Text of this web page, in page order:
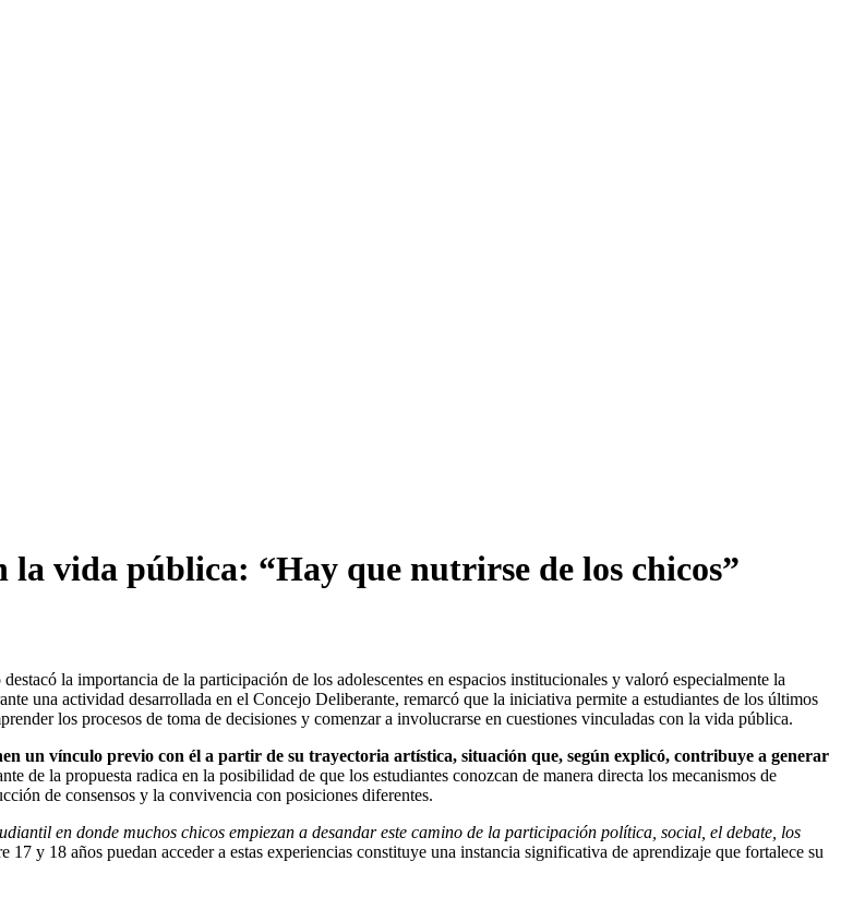
la vida pública: “Hay que nutrirse de los chicos”
la importancia de la participación de los adolescentes en espacios institucionales y valoró especialmente la
una actividad desarrollada en el Concejo Deliberante, remarcó que la iniciativa permite a estudiantes de los últimos
los procesos de toma de decisiones y comenzar a involucrarse en cuestiones vinculadas con la vida pública.
un vínculo previo con él a partir de su trayectoria artística, situación que, según explicó, contribuye a generar
de la propuesta radica en la posibilidad de que los estudiantes conozcan de manera directa los mecanismos de
de consensos y la convivencia con posiciones diferentes.
en donde muchos chicos empiezan a desandar este camino de la participación política, social, el debate, los
17 y 18 años puedan acceder a estas experiencias constituye una instancia significativa de aprendizaje que fortalece su